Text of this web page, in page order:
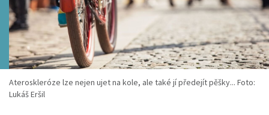
Ateroskleróze lze nejen ujet na kole, ale také jí předejít pěšky... Foto:
Lukáš Eršil